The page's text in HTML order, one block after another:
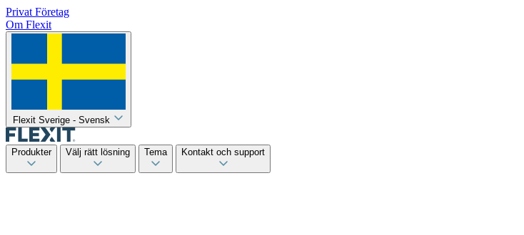
Privat Företag
Om Flexit
Flexit Sverige - Svensk
Produkter Välj rätt lösning Tema Kontakt och support